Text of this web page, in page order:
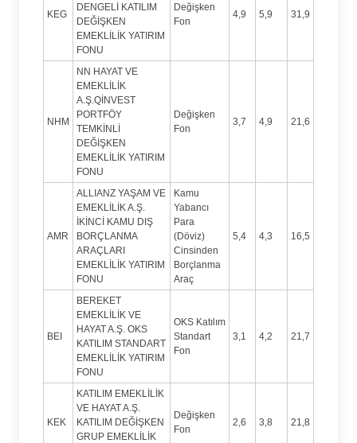
KEG
DENGELİ KATILIM
DEĞİŞKEN
EMEKLİLİK YATIRIM
FONU
Değişken
Fon
4,9 5,9 31,9
NHM
NN HAYAT VE
EMEKLİLİK
A.Ş.QİNVEST
PORTFÖY
TEMKİNLİ
DEĞİŞKEN
EMEKLİLİK YATIRIM
FONU
Değişken
Fon
3,7 4,9 21,6
AMR
ALLIANZ YAŞAM VE
EMEKLİLİK A.Ş.
İKİNCİ KAMU DIŞ
BORÇLANMA
ARAÇLARI
EMEKLİLİK YATIRIM
FONU
Kamu
Yabancı
Para
(Döviz)
Cinsinden
Borçlanma
Araç
5,4 4,3 16,5
BEI
BEREKET
EMEKLİLİK VE
HAYAT A.Ş. OKS
KATILIM STANDART
EMEKLİLİK YATIRIM
FONU
OKS Katılım
Standart
Fon
3,1 4,2 21,7
KEK
KATILIM EMEKLİLİK
VE HAYAT A.Ş.
KATILIM DEĞİŞKEN
GRUP EMEKLİLİK
Değişken
Fon
2,6 3,8 21,8